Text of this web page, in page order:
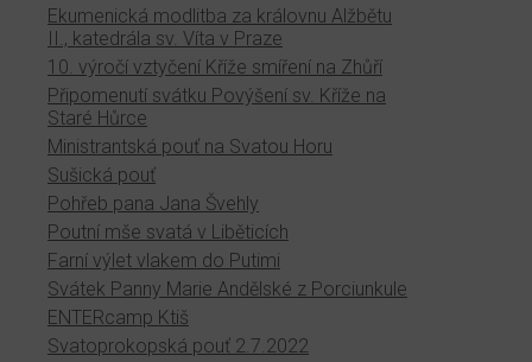
Ekumenická modlitba za královnu Alžbětu
II., katedrála sv. Víta v Praze
10. výročí vztyčení Kříže smíření na Zhůří
Připomenutí svátku Povýšení sv. Kříže na
Staré Hůrce
Ministrantská pouť na Svatou Horu
Sušická pouť
Pohřeb pana Jana Švehly
Poutní mše svatá v Liběticích
Farní výlet vlakem do Putimi
Svátek Panny Marie Andělské z Porciunkule
ENTERcamp Ktiš
Svatoprokopská pouť 2.7.2022